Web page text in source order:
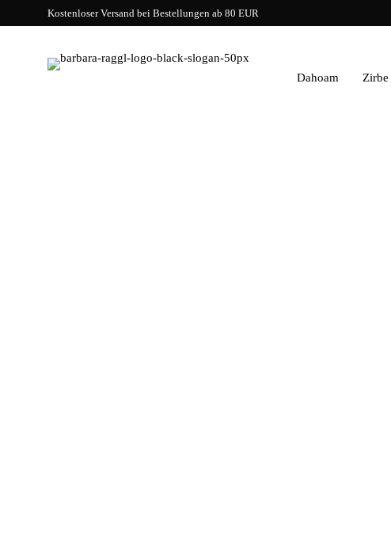
Kostenloser Versand bei Bestellungen ab 80 EUR
Dahoam Zirbe